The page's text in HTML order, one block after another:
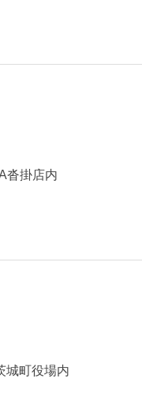
沓掛店内
町役場内